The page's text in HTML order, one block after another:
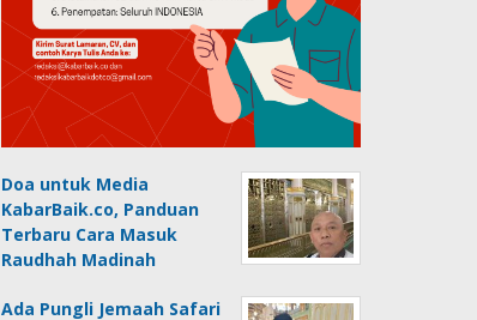
Doa untuk Media
KabarBaik.co, Panduan
Terbaru Cara Masuk
Raudhah Madinah
Ada Pungli Jemaah Safari